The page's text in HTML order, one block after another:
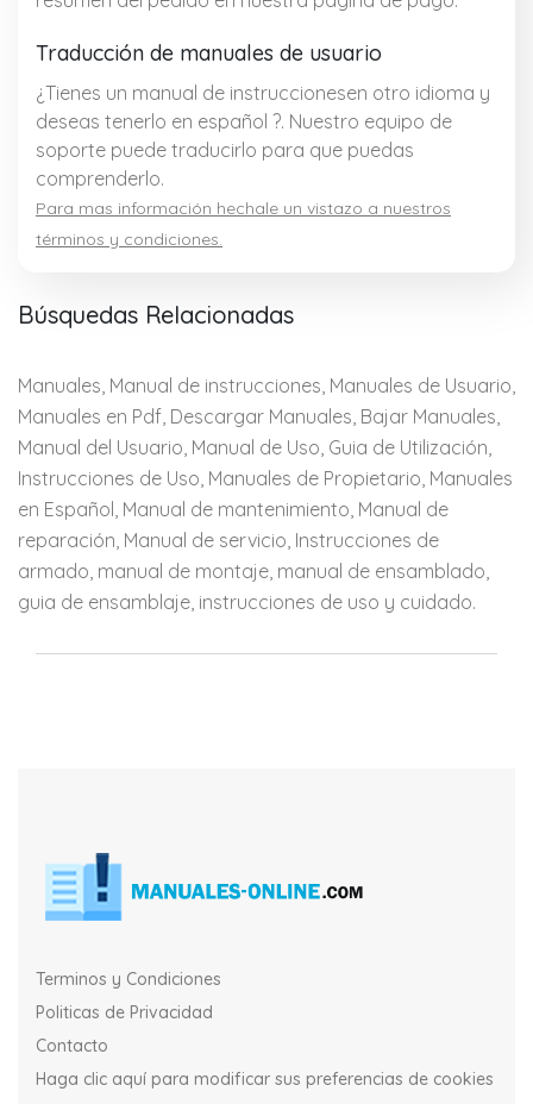
Traducción de manuales de usuario
¿Tienes un manual de instruccionesen otro idioma y
deseas tenerlo en español ?. Nuestro equipo de
soporte puede traducirlo para que puedas
comprenderlo.
Para mas información hechale un vistazo a nuestros
términos y condiciones.
Búsquedas Relacionadas
Manuales, Manual de instrucciones, Manuales de Usuario,
Manuales en Pdf, Descargar Manuales, Bajar Manuales,
Manual del Usuario, Manual de Uso, Guia de Utilización,
Instrucciones de Uso, Manuales de Propietario, Manuales
en Español, Manual de mantenimiento, Manual de
reparación, Manual de servicio, Instrucciones de
armado, manual de montaje, manual de ensamblado,
guia de ensamblaje, instrucciones de uso y cuidado.
Terminos y Condiciones
Politicas de Privacidad
Contacto
Haga clic aquí para modificar sus preferencias de cookies